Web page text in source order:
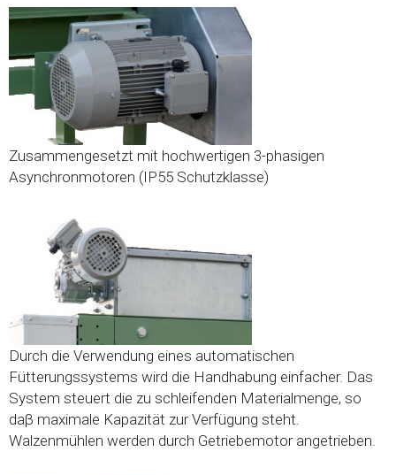
Zusammengesetzt mit hochwertigen 3-phasigen
Asynchronmotoren (IP55 Schutzklasse)
Durch die Verwendung eines automatischen
Fütterungssystems wird die Handhabung einfacher. Das
System steuert die zu schleifenden Materialmenge, so
daβ maximale Kapazität zur Verfügung steht.
Walzenmühlen werden durch Getriebemotor angetrieben.